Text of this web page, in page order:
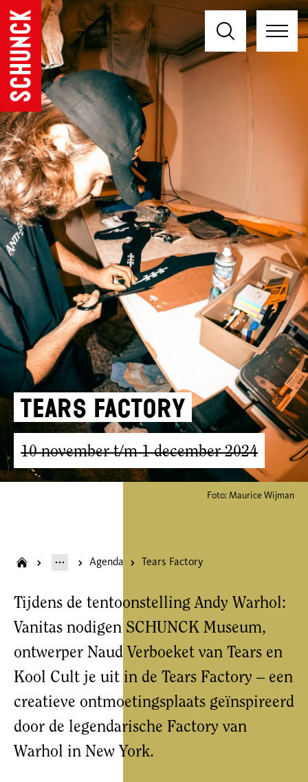
Tears Factory
10 november t/m 1 december 2024
Foto: Maurice Wijman
Agenda Tears Factory
Tijdens de tentoonstelling Andy Warhol:
Vanitas nodigen SCHUNCK Museum,
ontwerper Naud Verboeket van Tears en
Kool Cult je uit in de Tears Factory – een
creatieve ontmoetingsplaats geïnspireerd
door de legendarische Factory van
Warhol in New York.